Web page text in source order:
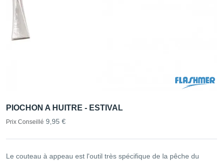
PIOCHON A HUITRE - ESTIVAL
Prix Conseillé 9,95 €
Le couteau à appeau est l'outil très spécifique de la pêche du